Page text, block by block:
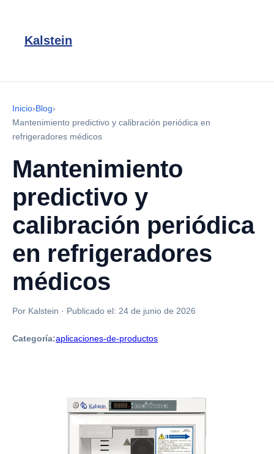
Kalstein
Inicio›Blog›
Mantenimiento predictivo y calibración periódica en
refrigeradores médicos
Mantenimiento
predictivo y
calibración periódica
en refrigeradores
médicos
Por Kalstein · Publicado el: 24 de junio de 2026
Categoría:aplicaciones-de-productos